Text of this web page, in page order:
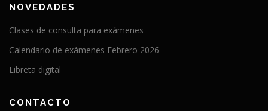
NOVEDADES
Clases de consulta para exámenes
Calendario de exámenes Febrero 2026
Libreta digital
CONTACTO